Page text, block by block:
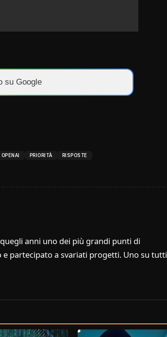
su Google
OPENAI PRIORITÀ
RISPOSTE
anni uno dei più grandi punti di
partecipato a svariati progetti. Uno su tutti